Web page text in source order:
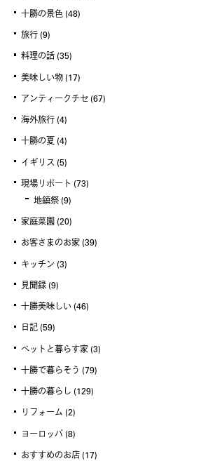
十勝の景色 (48)
旅行 (9)
料理の話 (35)
美味しい物 (17)
アンティークチセ (67)
海外旅行 (4)
十勝の夏 (4)
イギリス (5)
現場リポート (73)
地鎮祭 (9)
家庭菜園 (20)
お客さまのお家 (39)
キッチン (3)
見聞録 (9)
十勝美味しい (46)
日記 (59)
ペットと暮らす家 (3)
十勝で暮らそう (79)
十勝の暮らし (129)
リフォーム (2)
ヨーロッパ (8)
おすすめのお店 (17)